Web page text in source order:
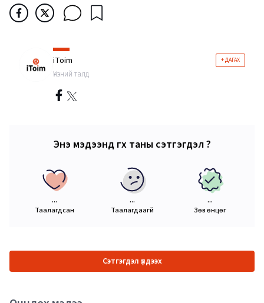
iToim + ДАГАХ
Үнэний талд
Энэ мэдээнд өгөх таны сэтгэгдэл ?
...
Таалагдсан
...
Таалагдаагүй
...
Зөв өнцөг
Сэтгэгдэл үлдээх